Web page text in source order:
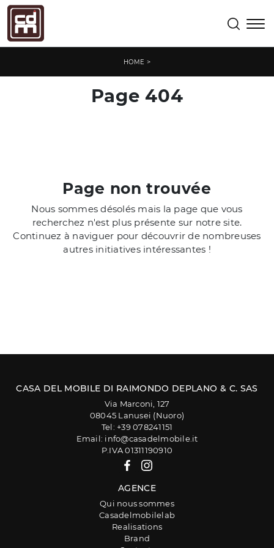
HOME >
Page 404
Page non trouvée
Nous sommes désolés mais la page que vous
recherchez n'est plus présente sur notre site.
Continuez à naviguer pour découvrir de nombreuses
autres initiatives intéressantes !
CASA DEL MOBILE DI RAIMONDO DEPLANO & C. SAS
Via Marconi, 127
08045 Lanusei (Nuoro)
Tel: +39 078241151
Email: info@casadelmobile.it
P.IVA 01311190910
AGENCE
Qui nous sommes
Casadelmobilelab
Realisations
Brand